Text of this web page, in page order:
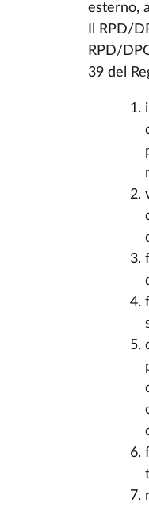
esterno,
Il RPD/
RPD/
39 del